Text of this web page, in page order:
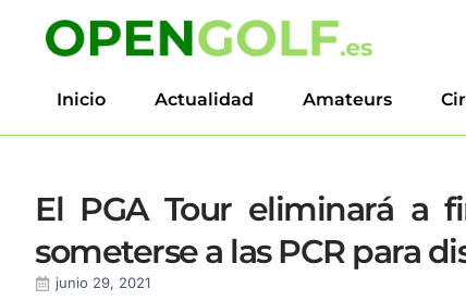
Inicio Actualidad Amateurs
El PGA Tour eliminará a
someterse a las PCR para
junio 29, 2021